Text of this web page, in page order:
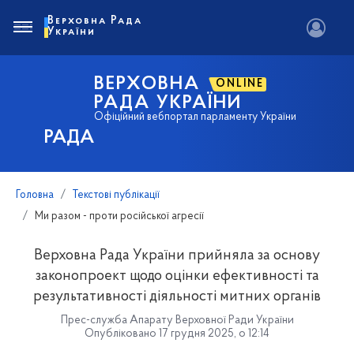
РАДА
ВЕРХОВНА ONLINE
РАДА УКРАЇНИ
Офіційний вебпортал парламенту України
Верховна Рада
України
Головна
Текстові публікації
Ми разом - проти російської агресії
Верховна Рада України прийняла за основу
законопроект щодо оцінки ефективності та
результативності діяльності митних органів
Прес-служба Апарату Верховної Ради України
Опубліковано 17 грудня 2025, о 12:14